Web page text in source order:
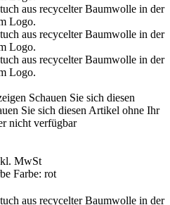
Schauen Sie sich diesen
Sie sich diesen Artikel ohne Ihr
nicht verfügbar
MwSt
Farbe: rot